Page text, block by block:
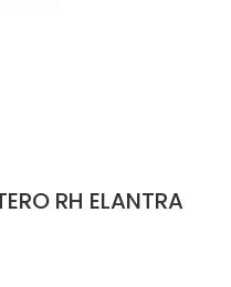
RH ELANTRA